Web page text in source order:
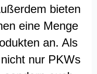
bieten
eine Menge
an. Als
nur PKWs